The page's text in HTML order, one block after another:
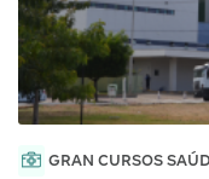
GRAN CURSOS